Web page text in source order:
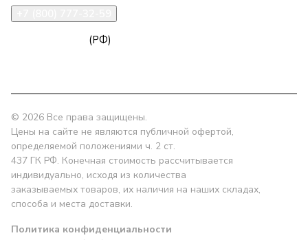
(РФ)
© 2026 Все права защищены.
Цены на сайте не являются публичной офертой,
определяемой положениями ч. 2 ст.
437 ГК РФ. Конечная стоимость рассчитывается
индивидуально, исходя из количества
заказываемых товаров, их наличия на наших складах,
способа и места доставки.
Политика конфиденциальности